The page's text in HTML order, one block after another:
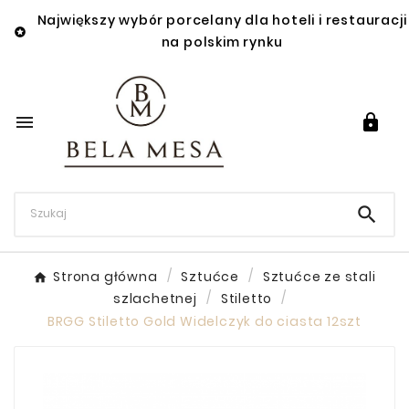

Największy wybór porcelany dla hoteli i restauracji
na polskim rynku
 

Strona główna Sztućce
Sztućce ze stali
szlachetnej
Stiletto
BRGG Stiletto Gold Widelczyk do ciasta 12szt